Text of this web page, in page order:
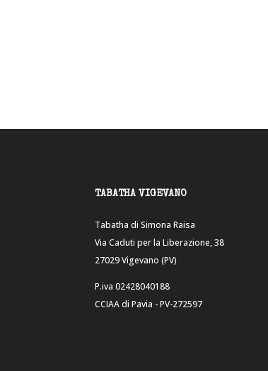
TABATHA VIGEVANO
Tabatha di Simona Raisa
Via Caduti per la Liberazione, 38
27029 Vigevano (PV)
P.iva 02428040188
CCIAA di Pavia - PV-272597